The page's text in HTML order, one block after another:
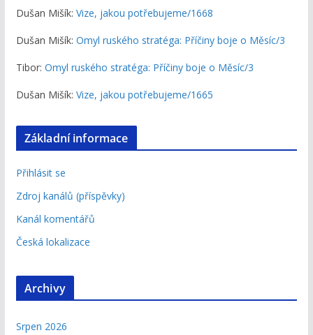
Dušan Mišík: Vize, jakou potřebujeme/1668
Dušan Mišík: Omyl ruského stratéga: Příčiny boje o Měsíc/3
Tibor: Omyl ruského stratéga: Příčiny boje o Měsíc/3
Dušan Mišík: Vize, jakou potřebujeme/1665
Základní informace
Přihlásit se
Zdroj kanálů (příspěvky)
Kanál komentářů
Česká lokalizace
Archivy
Srpen 2026